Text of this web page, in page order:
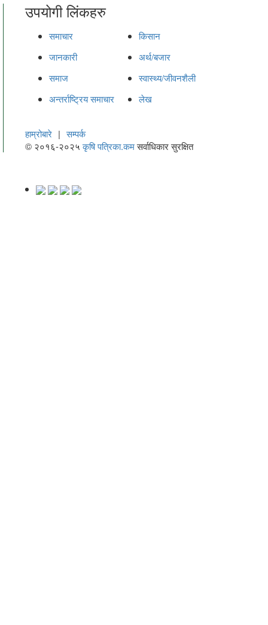
उपयोगी लिंकहरु
समाचार
किसान
जानकारी
अर्थ/बजार
समाज
स्वास्थ्य/जीवनशैली
अन्तर्राष्ट्रिय समाचार
लेख
हाम्रोबारे | सम्पर्क
© २०१६-२०२५कृषि पत्रिका.कमसर्वाधिकार सुरक्षित